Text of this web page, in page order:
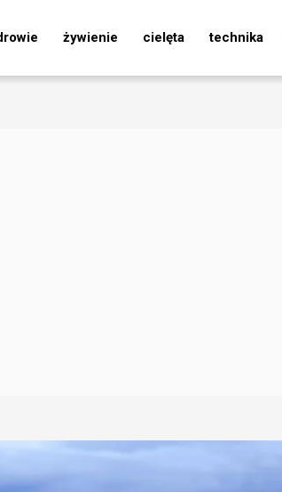
żywienie cielęta technika